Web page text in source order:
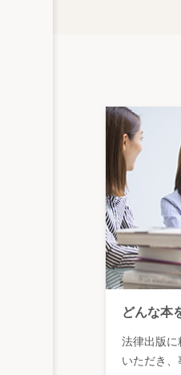
どんな本
法律出版に
いただき